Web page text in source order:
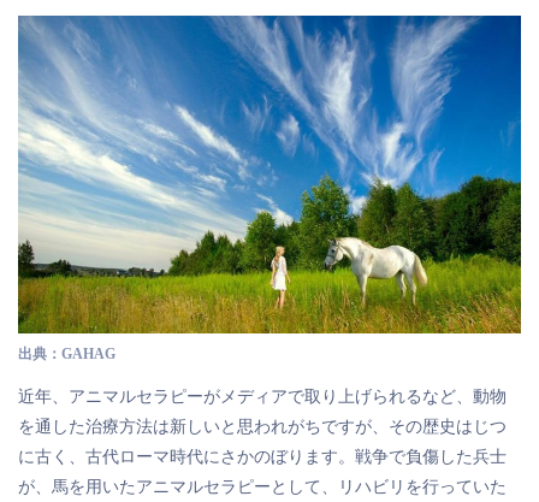
出典：GAHAG
近年、アニマルセラピーがメディアで取り上げられるなど、動物
を通した治療方法は新しいと思われがちですが、その歴史はじつ
に古く、古代ローマ時代にさかのぼります。戦争で負傷した兵士
が、馬を用いたアニマルセラピーとして、リハビリを行っていた